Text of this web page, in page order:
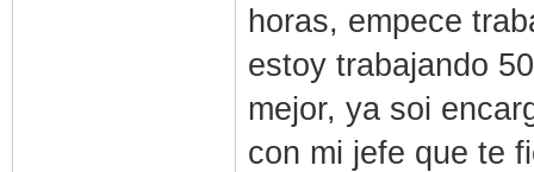
horas, empece
estoy trabajando
mejor, ya soi
con mi jefe que te